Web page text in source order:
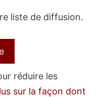
liste de diffusion.
réduire les
sur la façon dont